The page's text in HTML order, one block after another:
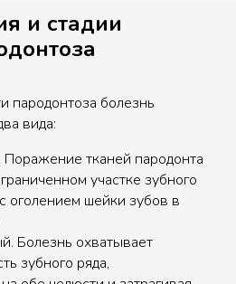
и стадии
пародонтоза болезнь
вида:
тканей пародонта
участке зубного
оголением шейки зубов в
Болезнь охватывает
зубного ряда,